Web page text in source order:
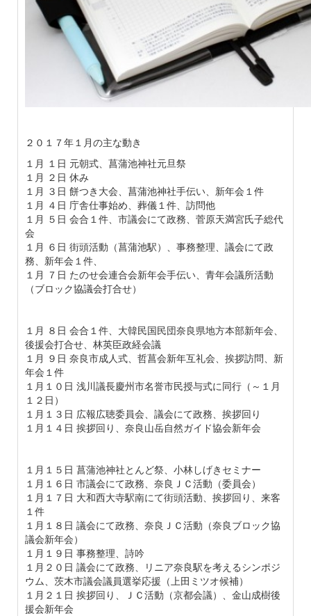
２０１７年１月の主な動き
１月 １日 元朝式、菖蒲池神社元旦祭
１月 ２日 休み
１月 ３日 餅つき大会、菖蒲池神社手伝い、新年会１件
１月 ４日 庁舎仕事始め、葬儀１件、訪問他
１月 ５日 会合１件、市議会にて政務、菅原天満宮氏子総代
会
１月 ６日 街頭活動（菖蒲池駅）、事務整理、議会にて政
務、新年会１件、
１月 ７日 たのせ会連合会新年会手伝い、青年会議所活動
（ブロック協議会打合せ）
１月 ８日 会合１件、大韓民国民団奈良県地方本部新年会、
後援会打合せ、林英臣政経会議
１月 ９日 奈良市成人式、哲菖会新年互礼会、挨拶訪問、新
年会１件
１月１０日 浅川議長慶州市名誉市民授与式に同行（～１月
１２日）
１月１３日 広報広聴委員会、議会にて政務、挨拶回り
１月１４日 挨拶回り、奈良山岳自然ガイド協会新年会
１月１５日 菖蒲池神社とんど祭、小林しげきセミナー
１月１６日 市議会にて政務、奈良ＪＣ活動（委員会）
１月１７日 大和西大寺駅南にて街頭活動、挨拶回り、来客
１件
１月１８日 議会にて政務、奈良ＪＣ活動（奈良ブロック協
議会新年会）
１月１９日 事務整理、詩吟
１月２０日 議会にて政務、リニア奈良駅を考えるシンポジ
ウム、茨木市議会議員選挙応援（上田ミツオ候補）
１月２１日 挨拶回り、ＪＣ活動（京都会議）、金山成樹後
援会新年会